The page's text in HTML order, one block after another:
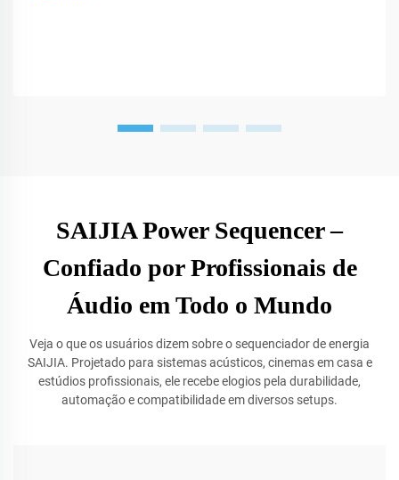
SAIJIA Power Sequencer –
Confiado por Profissionais de
Áudio em Todo o Mundo
Veja o que os usuários dizem sobre o sequenciador de energia
SAIJIA. Projetado para sistemas acústicos, cinemas em casa e
estúdios profissionais, ele recebe elogios pela durabilidade,
automação e compatibilidade em diversos setups.